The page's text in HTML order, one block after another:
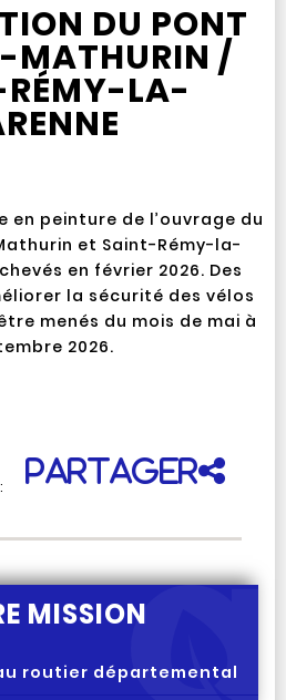
DU PONT
MATHURIN /
LA-
en peinture de l’ouvrage du
et Saint-Rémy-la-
en février 2026. Des
la sécurité des vélos
menés du mois de mai à
2026.
Partager
MISSION
routier départemental